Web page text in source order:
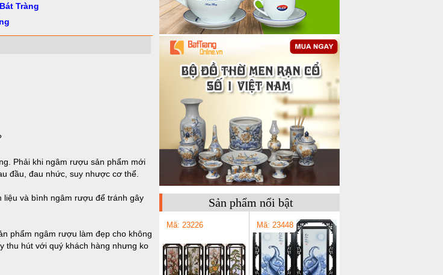
Tràng
Phải khi ngâm rượu sản phẩm mới
đầu, đau nhức, suy nhược cơ thể.
liệu và bình ngâm rượu để tránh gây
phẩm ngâm rượu làm đẹp cho không
thu hút với quý khách hàng nhưng ko
Sản phẩm nổi bật
Mã: 23226 Mã: 23448